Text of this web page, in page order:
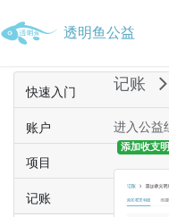
透明鱼公益
快速入门
账户
项目
记账
记账
进入公益
添加收支